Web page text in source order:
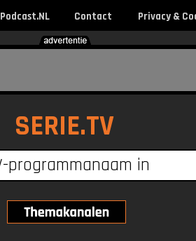
Podcast.NL Contact Privacy &
SERIE.TV